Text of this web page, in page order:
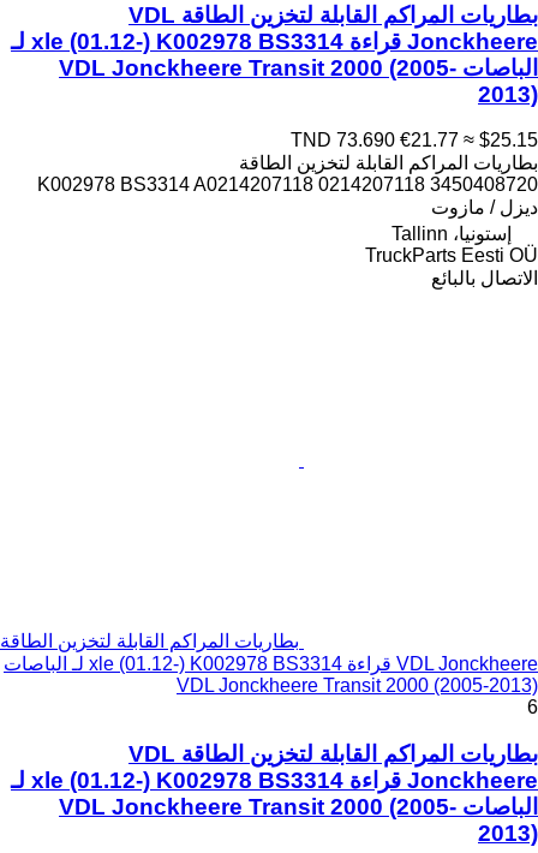
بطاريات المراكم القابلة لتخزين الطاقة VDL
Jonckheere قراءة xle (01.12-) K002978 BS3314 لـ
الباصات VDL Jonckheere Transit 2000 (2005-
2013)
TND 73.690 €21.77 ≈ $25.15
بطاريات المراكم القابلة لتخزين الطاقة
K002978 BS3314 A0214207118 0214207118 3450408720
ديزل / مازوت
إستونيا، Tallinn
TruckParts Eesti OÜ
الاتصال بالبائع
بطاريات المراكم القابلة لتخزين الطاقة
VDL Jonckheere قراءة xle (01.12-) K002978 BS3314 لـ الباصات
VDL Jonckheere Transit 2000 (2005-2013)
6
بطاريات المراكم القابلة لتخزين الطاقة VDL
Jonckheere قراءة xle (01.12-) K002978 BS3314 لـ
الباصات VDL Jonckheere Transit 2000 (2005-
2013)